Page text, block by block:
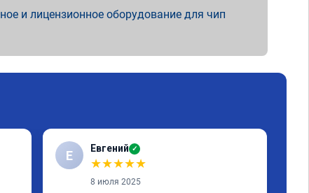
и лицензионное оборудование для чип
Е Евгений ✓
★★★★★
8 июля 2025